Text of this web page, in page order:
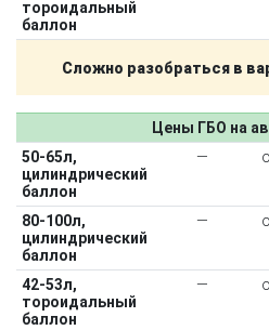
тороидальный
баллон
Сложно разобраться в
Цены ГБО на
50-65л,
цилиндрический
баллон
—
80-100л,
цилиндрический
баллон
—
42-53л,
тороидальный
баллон
—